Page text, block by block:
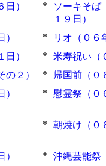
） *
ソーキそば
１９日）
*
リオ（０６
） *
米寿祝い（
２） *
帰国前（０
* 慰霊祭（
* 朝焼け（０
* 沖縄芸能祭